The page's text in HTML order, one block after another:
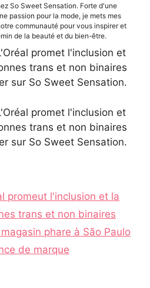
So Sweet Sensation. Forte d'une
passion pour la mode, je mets mes
communauté pour vous inspirer et
de la beauté et du bien-être.
promet l'inclusion et
trans et non binaires
sur So Sweet Sensation.
promet l'inclusion et
trans et non binaires
sur So Sweet Sensation.
promeut l'inclusion et la
trans et non binaires
phare à São Paulo
de marque